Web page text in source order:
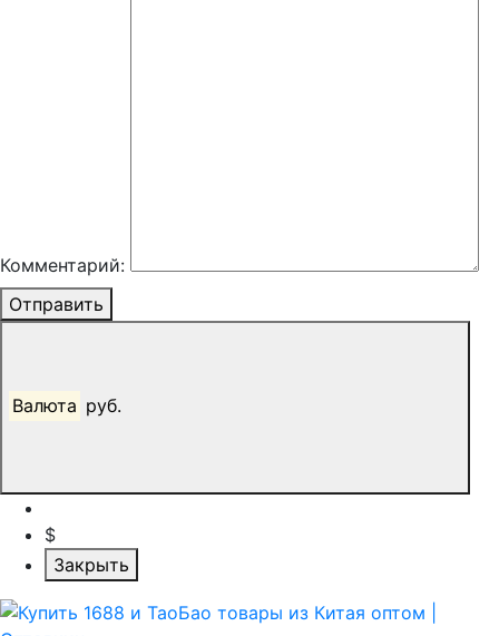
Комментарий:
Отправить
Валюта руб.
$
Закрыть